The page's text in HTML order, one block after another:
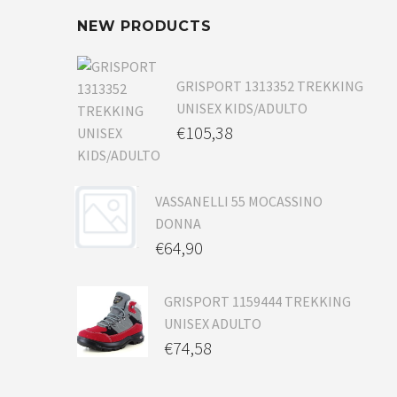
NEW PRODUCTS
GRISPORT 1313352 TREKKING
UNISEX KIDS/ADULTO
€105,38
VASSANELLI 55 MOCASSINO
DONNA
€64,90
GRISPORT 1159444 TREKKING
UNISEX ADULTO
€74,58